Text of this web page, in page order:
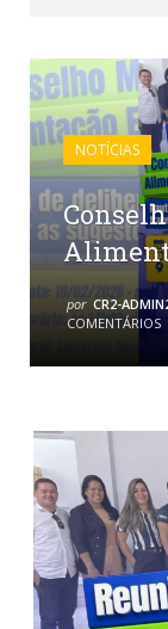
NOTÍCIAS
por CR2-
COMENTÁRIOS